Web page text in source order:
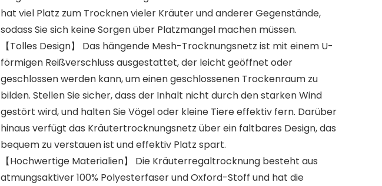
hat viel Platz zum Trocknen vieler Kräuter und anderer Gegenstände,
sodass Sie sich keine Sorgen über Platzmangel machen müssen.
【Tolles Design】 Das hängende Mesh-Trocknungsnetz ist mit einem U-
förmigen Reißverschluss ausgestattet, der leicht geöffnet oder
geschlossen werden kann, um einen geschlossenen Trockenraum zu
bilden. Stellen Sie sicher, dass der Inhalt nicht durch den starken Wind
gestört wird, und halten Sie Vögel oder kleine Tiere effektiv fern. Darüber
hinaus verfügt das Kräutertrocknungsnetz über ein faltbares Design, das
bequem zu verstauen ist und effektiv Platz spart.
【Hochwertige Materialien】 Die Kräuterregaltrocknung besteht aus
atmungsaktiver 100% Polyesterfaser und Oxford-Stoff und hat die